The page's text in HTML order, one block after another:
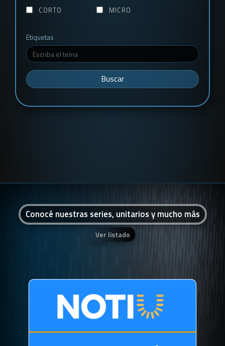
CORTO
MICRO
Etiquetas
Buscar
Conocé nuestras series, unitarios y mucho más
Ver listado